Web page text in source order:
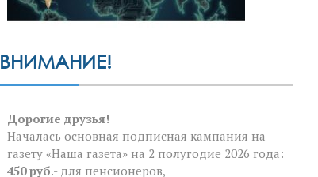
ВНИМАНИЕ!
Дорогие друзья!
Началась основная подписная кампания на
газету «Наша газета» на 2 полугодие 2026 года:
450 руб.- для пенсионеров,